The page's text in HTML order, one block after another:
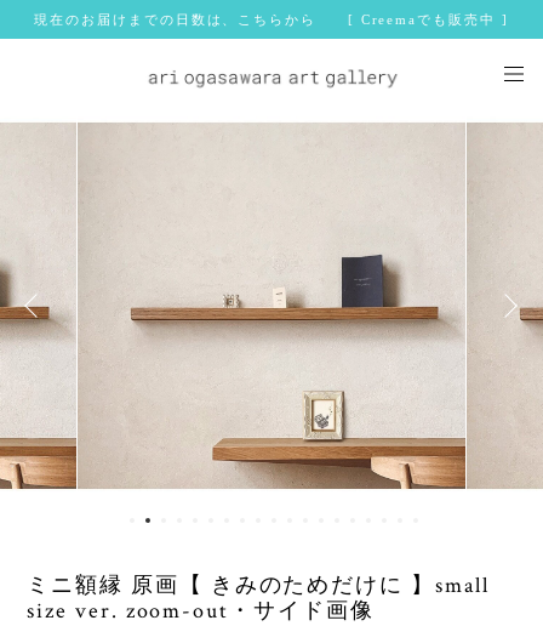
現在のお届けまでの日数は、こちらから [ Creemaでも販売中 ]
ミニ額縁 原画【 きみのためだけに 】small
size ver. zoom-out・サイド画像